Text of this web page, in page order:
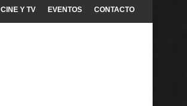
CINE Y TV EVENTOS CONTACTO